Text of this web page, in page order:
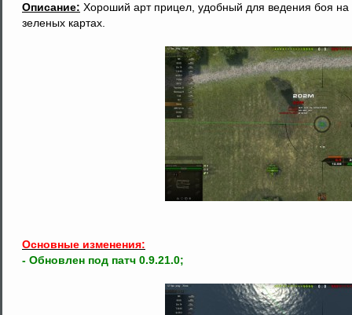
Описание: Хороший арт прицел, удобный для ведения боя
зеленых картах.
Основные изменения:
- Обновлен под патч 0.9.21.0;